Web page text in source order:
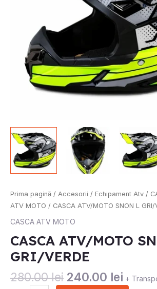
Prima pagină / Accesorii / Echipament Atv /
ATV MOTO / CASCA ATV/MOTO SNON L GRI/
CASCA ATV MOTO
CASCA ATV/MOTO
GRI/VERDE
280.00lei
Prețul
inițial
a
fost:
280.00 lei.
240.00 lei
Prețul
+
Cantitate
CASCA
ATV/MOTO
L
GRI/VERDE